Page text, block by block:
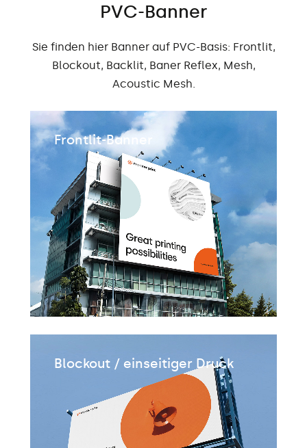
Frontlit-Banner
PVC-Banner
Sie finden hier Banner auf PVC-Basis: Frontlit,
Blockout, Backlit, Baner Reflex, Mesh,
Acoustic Mesh.
Blockout / einseitiger Druck